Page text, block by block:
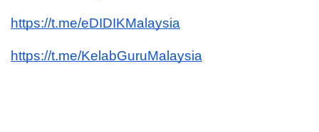
https://t.me/eDIDIKMalaysia
https://t.me/KelabGuruMalaysia